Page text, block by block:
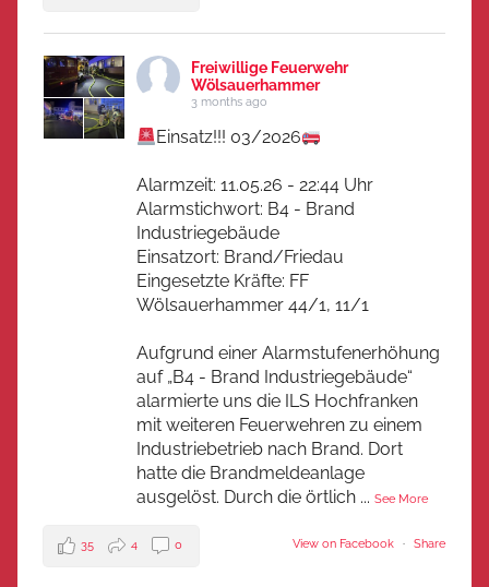
Freiwillige Feuerwehr
Wölsauerhammer
3 months ago
Einsatz!!! 03/2026
Alarmzeit: 11.05.26 - 22:44 Uhr
Alarmstichwort: B4 - Brand
Industriegebäude
Einsatzort: Brand/Friedau
Eingesetzte Kräfte: FF
Wölsauerhammer 44/1, 11/1
Aufgrund einer Alarmstufenerhöhung
auf „B4 - Brand Industriegebäude“
alarmierte uns die ILS Hochfranken
mit weiteren Feuerwehren zu einem
Industriebetrieb nach Brand. Dort
hatte die Brandmeldeanlage
ausgelöst. Durch die örtlich ... See More
View on Facebook · Share
35 4 0